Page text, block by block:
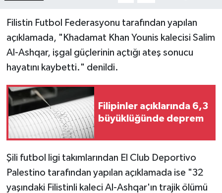
Filistin Futbol Federasyonu tarafından yapılan
açıklamada, "Khadamat Khan Younis kalecisi Salim
Al-Ashqar, işgal güçlerinin açtığı ateş sonucu
hayatını kaybetti." denildi.
Filipinler açıklarında 6,3
büyüklüğünde deprem
Şili futbol ligi takımlarından El Club Deportivo
Palestino tarafından yapılan açıklamada ise "32
yaşındaki Filistinli kaleci Al-Ashqar'ın trajik ölümü